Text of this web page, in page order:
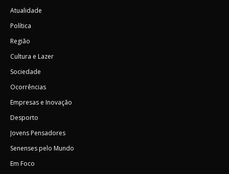
Atualidade
Política
Região
Cultura e Lazer
Sociedade
Ocorrências
Empresas e Inovação
Desporto
Jovens Pensadores
Senenses pelo Mundo
Em Foco